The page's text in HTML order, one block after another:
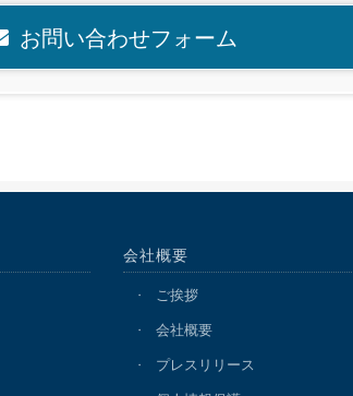
お問い合わせフォーム
会社概要
ご挨拶
会社概要
プレスリリース